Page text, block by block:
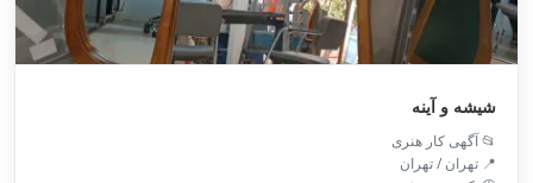
شیشه و آینه
📂 آگهی کار هنری
📍 تهران / تهران